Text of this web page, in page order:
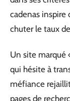
cadenas inspire
chuter le taux
Un site marqué
qui hésite à
méfiance
pages de